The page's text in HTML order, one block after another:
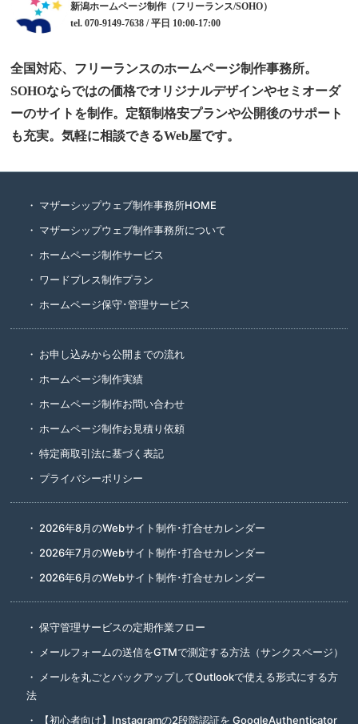
新潟ホームページ制作（フリーランス/SOHO）
tel. 070-9149-7638 / 平日 10:00-17:00
全国対応、フリーランスのホームページ制作事務所。
SOHOならではの価格でオリジナルデザインやセミオーダ
ーのサイトを制作。定額制格安プランや公開後のサポート
も充実。気軽に相談できるWeb屋です。
マザーシップウェブ制作事務所HOME
マザーシップウェブ制作事務所について
ホームページ制作サービス
ワードプレス制作プラン
ホームページ保守･管理サービス
お申し込みから公開までの流れ
ホームページ制作実績
ホームページ制作お問い合わせ
ホームページ制作お見積り依頼
特定商取引法に基づく表記
プライバシーポリシー
2026年8月のWebサイト制作･打合せカレンダー
2026年7月のWebサイト制作･打合せカレンダー
2026年6月のWebサイト制作･打合せカレンダー
保守管理サービスの定期作業フロー
メールフォームの送信をGTMで測定する方法（サンクスページ）
メールを丸ごとバックアップしてOutlookで使える形式にする方
法
【初心者向け】Instagramの2段階認証を GoogleAuthenticator